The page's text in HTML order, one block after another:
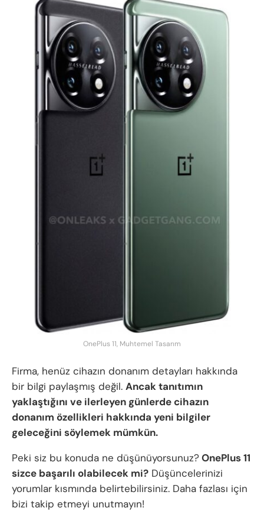
OnePlus 11, Muhtemel Tasarım
Firma, henüz cihazın donanım detayları hakkında
bir bilgi paylaşmış değil. Ancak tanıtımın
yaklaştığını ve ilerleyen günlerde cihazın
donanım özellikleri hakkında yeni bilgiler
geleceğini söylemek mümkün.
Peki siz bu konuda ne düşünüyorsunuz? OnePlus 11
sizce başarılı olabilecek mi? Düşüncelerinizi
yorumlar kısmında belirtebilirsiniz. Daha fazlası için
bizi takip etmeyi unutmayın!